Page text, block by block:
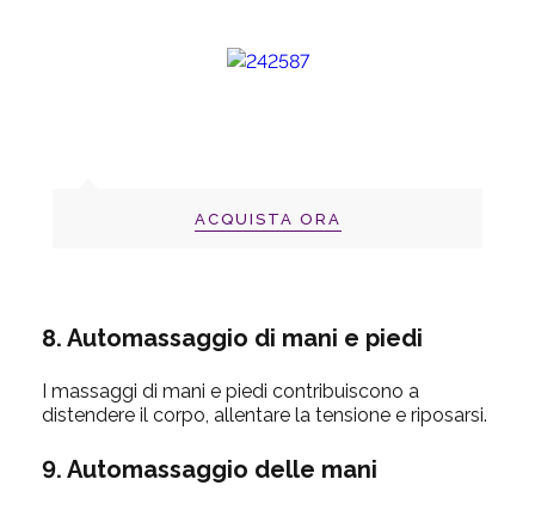
ACQUISTA ORA
8. Automassaggio di mani e piedi
I massaggi di mani e piedi contribuiscono a
distendere il corpo, allentare la tensione e riposarsi.
9. Automassaggio delle mani